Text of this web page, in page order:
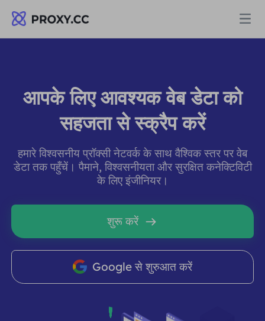
आवासीय प्रॉक्सी
आवासीय प्रॉक्सी
स्थैतिक आवासीय प्रॉक्सी
असीमित आवासीय प्रॉक्सी
स्थिर डेटा केंद्र एजेंट
आवासीय प्रॉक्सी $0.8/जीबी
असीमित आवासीय प्रॉक्सी $69.62/दिन
Data for AI
समाधान
उपयोग के मामले द्वारा
बाजार अनुसंधान
संसाधन
भागीदार
आपके लिए आवश्यक वेब डेटा को
सहजता से स्क्रैप करें
हमारे विश्वसनीय प्रॉक्सी नेटवर्क के साथ वैश्विक स्तर पर वेब
डेटा तक पहुँचें। पैमाने, विश्वसनीयता और सुरक्षित कनेक्टिविटी
के लिए इंजीनियर।
शुरू करें
Google से शुरुआत करें